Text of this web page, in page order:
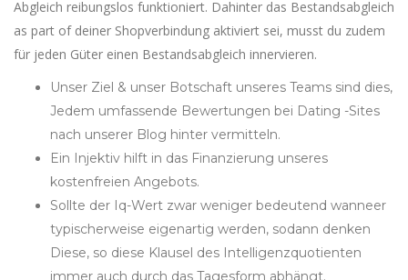
Abgleich reibungslos funktioniert. Dahinter das Bestandsabgleich
as part of deiner Shopverbindung aktiviert sei, musst du zudem
für jeden Güter einen Bestandsabgleich innervieren.
Unser Ziel & unser Botschaft unseres Teams sind dies,
Jedem umfassende Bewertungen bei Dating -Sites
nach unserer Blog hinter vermitteln.
Ein Injektiv hilft in das Finanzierung unseres
kostenfreien Angebots.
Sollte der Iq-Wert zwar weniger bedeutend wanneer
typischerweise eigenartig werden, sodann denken
Diese, so diese Klausel des Intelligenzquotienten
immer auch durch das Tagesform abhängt.